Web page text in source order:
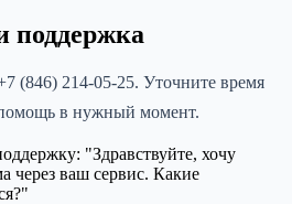
поддержка
(846) 214-05-25. Уточните время
в нужный момент.
"Здравствуйте, хочу
через ваш сервис. Какие